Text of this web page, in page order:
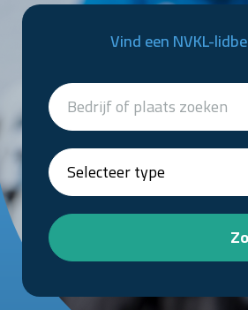
Vind een NVKL-